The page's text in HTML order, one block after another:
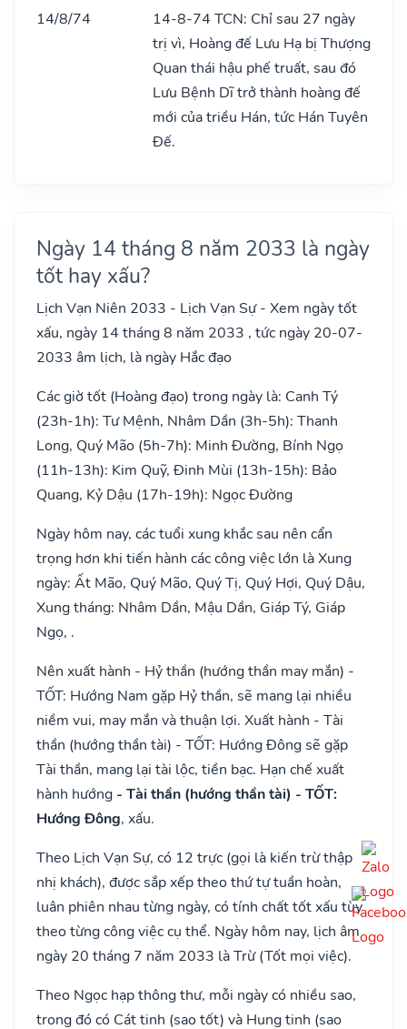
14/8/74
14-8-74 TCN: Chỉ sau 27 ngày
trị vì, Hoàng đế Lưu Hạ bị Thượng
Quan thái hậu phế truất, sau đó
Lưu Bệnh Dĩ trở thành hoàng đế
mới của triều Hán, tức Hán Tuyên
Đế.
Ngày 14 tháng 8 năm 2033 là ngày
tốt hay xấu?
Lịch Vạn Niên 2033 - Lịch Vạn Sự - Xem ngày tốt
xấu, ngày 14 tháng 8 năm 2033 , tức ngày 20-07-
2033 âm lịch, là ngày Hắc đạo
Các giờ tốt (Hoàng đạo) trong ngày là: Canh Tý
(23h-1h): Tư Mệnh, Nhâm Dần (3h-5h): Thanh
Long, Quý Mão (5h-7h): Minh Đường, Bính Ngọ
(11h-13h): Kim Quỹ, Đinh Mùi (13h-15h): Bảo
Quang, Kỷ Dậu (17h-19h): Ngọc Đường
Ngày hôm nay, các tuổi xung khắc sau nên cẩn
trọng hơn khi tiến hành các công việc lớn là Xung
ngày: Ất Mão, Quý Mão, Quý Tị, Quý Hợi, Quý Dậu,
Xung tháng: Nhâm Dần, Mậu Dần, Giáp Tý, Giáp
Ngọ, .
Nên xuất hành - Hỷ thần (hướng thần may mắn) -
TỐT: Hướng Nam gặp Hỷ thần, sẽ mang lại nhiều
niềm vui, may mắn và thuận lợi. Xuất hành - Tài
thần (hướng thần tài) - TỐT: Hướng Đông sẽ gặp
Tài thần, mang lại tài lộc, tiền bạc. Hạn chế xuất
hành hướng - Tài thần (hướng thần tài) - TỐT:
Hướng Đông, xấu.
Theo Lịch Vạn Sự, có 12 trực (gọi là kiến trừ thập
nhị khách), được sắp xếp theo thứ tự tuần hoàn,
luân phiên nhau từng ngày, có tính chất tốt xấu tùy
theo từng công việc cụ thể. Ngày hôm nay, lịch âm
ngày 20 tháng 7 năm 2033 là Trừ (Tốt mọi việc).
Theo Ngọc hạp thông thư, mỗi ngày có nhiều sao,
trong đó có Cát tinh (sao tốt) và Hung tinh (sao